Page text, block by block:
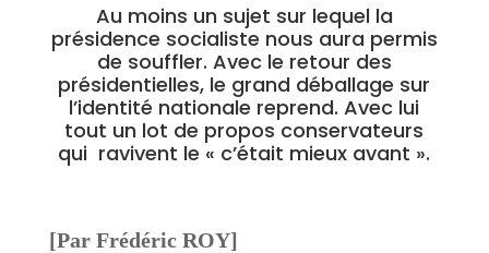
Au moins un sujet sur lequel la
présidence socialiste nous aura permis
de souffler. Avec le retour des
présidentielles, le grand déballage sur
l’identité nationale reprend. Avec lui
tout un lot de propos conservateurs
qui ravivent le « c’était mieux avant ».
[Par Frédéric ROY]